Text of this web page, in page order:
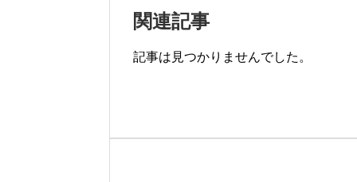
関連記事
記事は見つかりませんでした。